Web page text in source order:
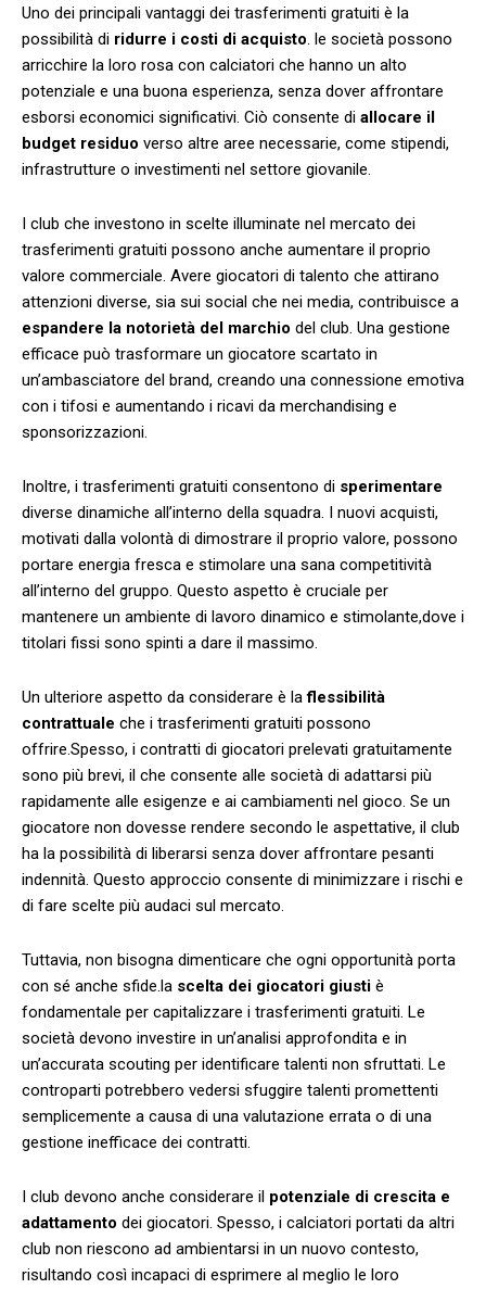
Uno dei principali vantaggi dei ⁢trasferimenti gratuiti è la‌
possibilità​ di ridurre i costi di acquisto . le società possono
arricchire la ⁣loro rosa con calciatori⁣ che hanno un alto
potenziale e ​una buona esperienza, senza⁢ dover affrontare
esborsi economici significativi. Ciò consente ⁢di allocare il
budget residuo verso altre aree necessarie, come stipendi,
infrastrutture o investimenti nel⁣ settore giovanile.
I club che investono in scelte ‍illuminate nel mercato​ dei
trasferimenti gratuiti possono anche aumentare il proprio
valore commerciale. Avere​ giocatori di talento che attirano
attenzioni diverse, sia sui social che nei media, contribuisce a
espandere la notorietà del marchio del club. Una gestione
efficace può trasformare un giocatore scartato in
un’ambasciatore del brand, creando una ​connessione emotiva
con i tifosi e⁢ aumentando i ricavi da merchandising e
sponsorizzazioni.
Inoltre,​ i trasferimenti gratuiti ​consentono di sperimentare
diverse dinamiche all’interno della squadra. I nuovi‌ acquisti,
motivati ⁢dalla ⁤volontà di dimostrare il proprio ⁤valore, possono
portare ‍energia fresca ‌e stimolare una sana ⁣competitività
all’interno⁣ del gruppo. Questo aspetto è cruciale per
mantenere un ambiente di lavoro ​dinamico e stimolante,dove i
titolari fissi sono⁣ spinti a dare il massimo.
Un ulteriore‌ aspetto da considerare è‌ laflessibilità
contrattuale che i‍ trasferimenti gratuiti possono
offrire.Spesso, i contratti di giocatori prelevati gratuitamente
sono più‍ brevi, il⁤ che ‍consente ⁢alle ​società di adattarsi più
rapidamente alle⁢ esigenze ​e ai cambiamenti ‌nel gioco. Se un
giocatore non dovesse rendere secondo le aspettative, il ⁢club
ha la possibilità di liberarsi‌ senza dover affrontare ‍pesanti
indennità. Questo approccio consente di minimizzare i rischi e
di fare scelte più audaci​ sul mercato.
Tuttavia, non bisogna dimenticare che ogni opportunità ‌porta
con sé anche sfide.la scelta dei giocatori giusti è
fondamentale per capitalizzare ⁢i trasferimenti gratuiti. Le
società devono investire in un’analisi ‌approfondita e in
un’accurata scouting per identificare talenti non sfruttati. Le
controparti potrebbero vedersi sfuggire talenti promettenti
semplicemente a causa di⁣ una⁣ valutazione errata​ o di una
gestione inefficace dei contratti.
I club devono anche considerare‍ il potenziale di crescita⁢ e
adattamento dei ‍giocatori. Spesso,​ i ​calciatori portati da altri
club non riescono⁢ ad ambientarsi in un nuovo contesto,
risultando così incapaci di esprimere al meglio le loro